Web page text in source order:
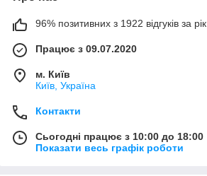
96% позитивних з 1922 відгуків за рік
Працює з 09.07.2020
м. Київ
Київ, Україна
Контакти
Сьогодні працює з 10:00 до 18:00
Показати весь графік роботи